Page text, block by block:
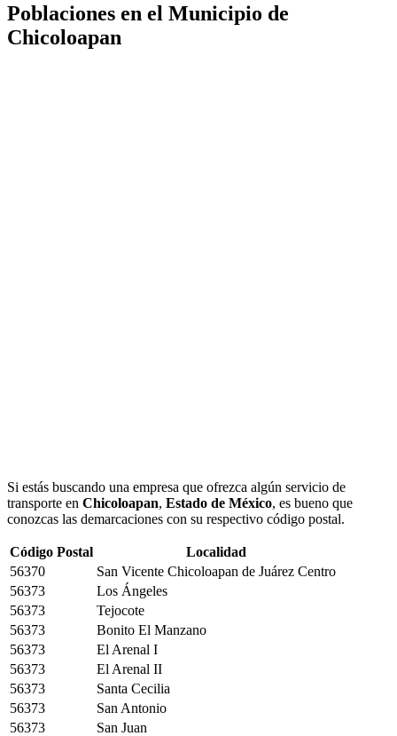
Poblaciones en el Municipio de
Chicoloapan
Si estás buscando una empresa que ofrezca algún servicio de
transporte en Chicoloapan, Estado de México, es bueno que
conozcas las demarcaciones con su respectivo código postal.
Código Postal
Localidad
56370
San Vicente Chicoloapan de Juárez Centro
56373
Los Ángeles
56373
Tejocote
56373
Bonito El Manzano
56373
El Arenal I
56373
El Arenal II
56373
Santa Cecilia
56373
San Antonio
56373
San Juan